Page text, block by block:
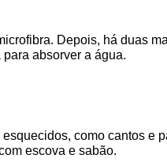
Depois, há duas
absorver a água.
como cantos e
escova e sabão.